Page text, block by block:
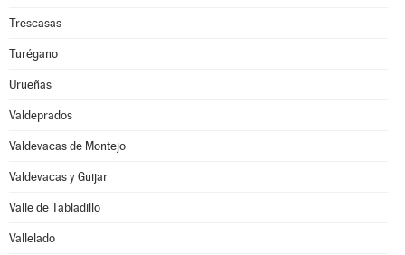
Trescasas
Turégano
Urueñas
Valdeprados
Valdevacas de Montejo
Valdevacas y Guijar
Valle de Tabladillo
Vallelado